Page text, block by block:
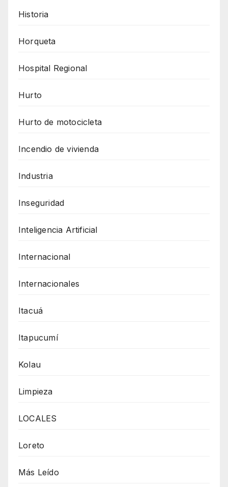
Historia
Horqueta
Hospital Regional
Hurto
Hurto de motocicleta
Incendio de vivienda
Industria
Inseguridad
Inteligencia Artificial
Internacional
Internacionales
Itacuá
Itapucumí
Kolau
Limpieza
LOCALES
Loreto
Más Leído